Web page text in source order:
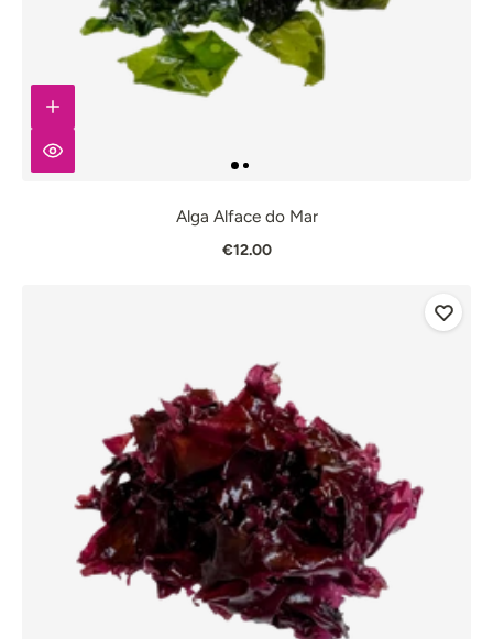
Alga Alface do Mar
€12.00